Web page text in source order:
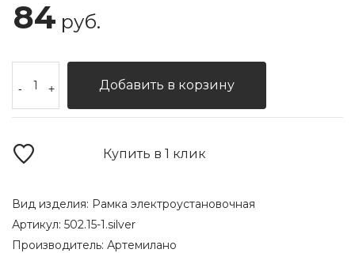
84 руб.
- + Добавить в корзину
Купить в 1 клик
Вид изделия: Рамка электроустановочная
Артикул: 502.15-1.silver
Производитель: Артемилано